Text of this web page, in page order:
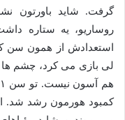
گرفت. شاید باورتون
روساریو، یه ستاره
استعدادش از همون سن
لی بازی می کرد، چشم
کمبود هورمون رشد شد.